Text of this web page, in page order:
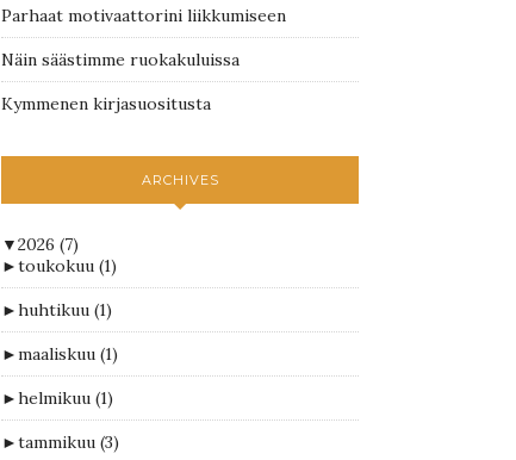
Parhaat motivaattorini liikkumiseen
Näin säästimme ruokakuluissa
Kymmenen kirjasuositusta
ARCHIVES
▼2026 (7)
►toukokuu (1)
►huhtikuu (1)
►maaliskuu (1)
►helmikuu (1)
►tammikuu (3)